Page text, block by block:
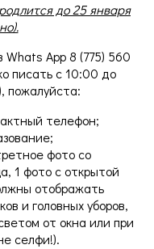
до 25 января
App 8 (775) 560
писать с 10:00 до
пожалуйста:
телефон;
фото со
1 фото с открытой
отображать
и головных уборов,
от окна или при
селфи!).